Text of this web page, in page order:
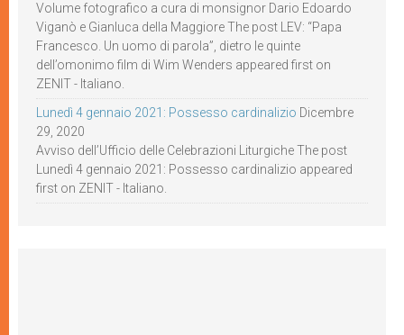
Volume fotografico a cura di monsignor Dario Edoardo
Viganò e Gianluca della Maggiore The post LEV: “Papa
Francesco. Un uomo di parola”, dietro le quinte
dell’omonimo film di Wim Wenders appeared first on
ZENIT - Italiano.
Lunedì 4 gennaio 2021: Possesso cardinalizio Dicembre
29, 2020
Avviso dell’Ufficio delle Celebrazioni Liturgiche The post
Lunedì 4 gennaio 2021: Possesso cardinalizio appeared
first on ZENIT - Italiano.